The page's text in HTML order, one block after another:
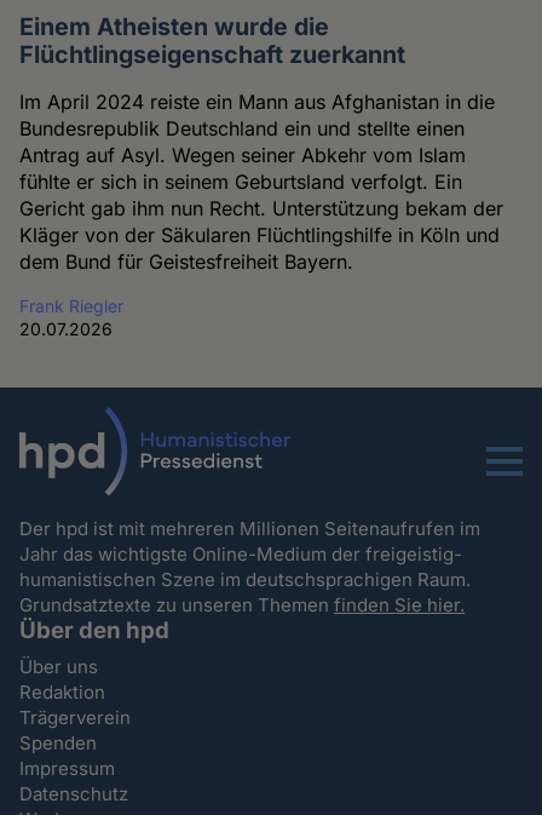
Einem Atheisten wurde die
Flüchtlingseigenschaft zuerkannt
Im April 2024 reiste ein Mann aus Afghanistan in die
Bundesrepublik Deutschland ein und stellte einen
Antrag auf Asyl. Wegen seiner Abkehr vom Islam
fühlte er sich in seinem Geburtsland verfolgt. Ein
Gericht gab ihm nun Recht. Unterstützung bekam der
Kläger von der Säkularen Flüchtlingshilfe in Köln und
dem Bund für Geistesfreiheit Bayern.
Frank Riegler
20.07.2026
Menu
Der hpd ist mit mehreren Millionen Seitenaufrufen im
Jahr das wichtigste Online-Medium der freigeistig-
humanistischen Szene im deutschsprachigen Raum.
Grundsatztexte zu unseren Themenfinden Sie hier.
Über den hpd
Über uns
Redaktion
Trägerverein
Spenden
Impressum
Datenschutz